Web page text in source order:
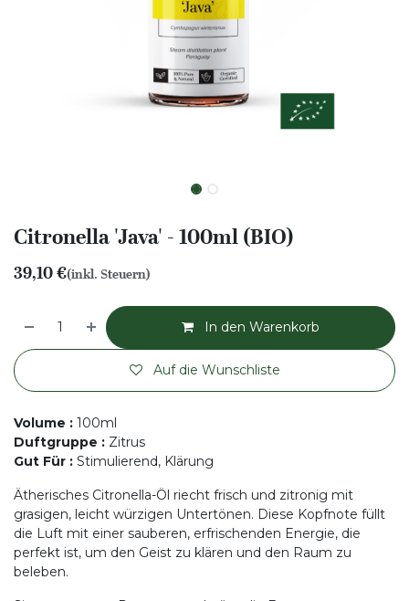
Citronella 'Java' - 100ml (BIO)
39,10€(inkl. Steuern)
In den Warenkorb
Auf die Wunschliste
Volume : 100ml
Duftgruppe : Zitrus
Gut Für : Stimulierend, Klärung
Ätherisches Citronella-Öl riecht frisch und zitronig mit
grasigen, leicht würzigen Untertönen. Diese Kopfnote füllt
die Luft mit einer sauberen, erfrischenden Energie, die
perfekt ist, um den Geist zu klären und den Raum zu
beleben.